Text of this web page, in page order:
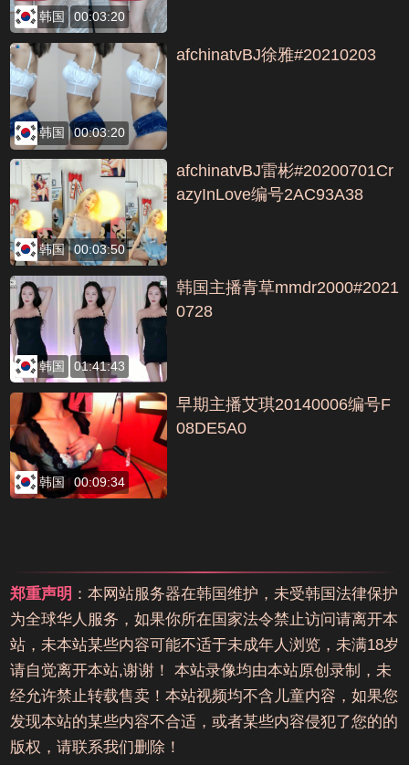
韩国 00:03:20
韩国 00:03:20
afchinatvBJ徐雅#20210203
韩国 00:03:50
afchinatvBJ雷彬#20200701Cr
azyInLove编号2AC93A38
韩国 01:41:43
韩国主播青草mmdr2000#2021
0728
韩国 00:09:34
早期主播艾琪20140006编号F
08DE5A0
郑重声明 ：本网站服务器在韩国维护，未受韩国法律保护
为全球华人服务，如果你所在国家法令禁止访问请离开本
站，未本站某些内容可能不适于未成年人浏览，未满18岁
请自觉离开本站,谢谢！ 本站录像均由本站原创录制，未
经允许禁止转载售卖！本站视频均不含儿童内容，如果您
发现本站的某些内容不合适，或者某些内容侵犯了您的的
版权，请联系我们删除！